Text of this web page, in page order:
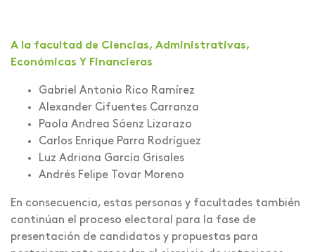
A la facultad de Ciencias, Administrativas,
Económicas Y Financieras
Gabriel Antonio Rico Ramírez
Alexander Cifuentes Carranza
Paola Andrea Sáenz Lizarazo
Carlos Enrique Parra Rodríguez
Luz Adriana García Grisales
Andrés Felipe Tovar Moreno
En consecuencia, estas personas y facultades también
continúan el proceso electoral para la fase de
presentación de candidatos y propuestas para